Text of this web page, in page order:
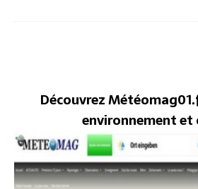
Découvrez
environnement et